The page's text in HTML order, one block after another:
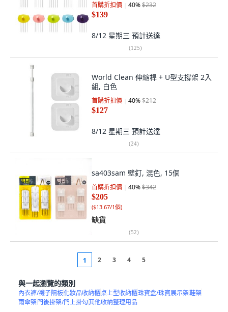
首購折扣價 40%$232
$139
8/12 星期三 預計送達
(125)
World Clean 伸縮桿 + U型支撐架 2入
組, 白色
首購折扣價 40%$212
$127
8/12 星期三 預計送達
(24)
sa403sam 壁釘, 混色, 15個
首購折扣價 40%$342
$205
($13.67/1個)
缺貨
(52)
1 2 3 4 5
與一起瀏覽的類別
內衣褲/襪子隔板化妝品收納櫃桌上型收納櫃珠寶盒/珠寶展示架鞋架
雨傘架門後掛架/門上掛勾其他收納整理用品